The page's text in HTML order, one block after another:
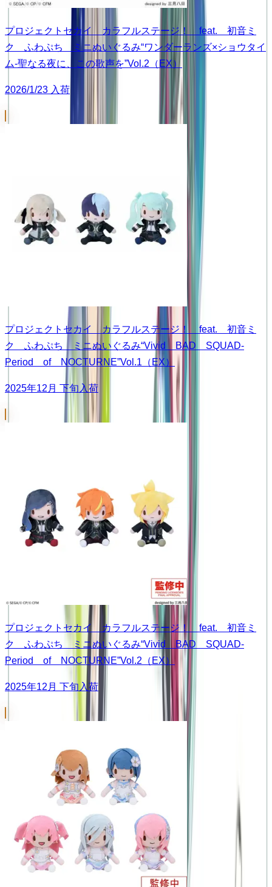
プロジェクトセカイ カラフルステージ！ feat. 初音ミ
ク ふわぷち ミニぬいぐるみ“ワンダーランズ×ショウタイ
ム-聖なる夜に、この歌声を”Vol.2（EX）
2026/1/23 入荷
プロジェクトセカイ カラフルステージ！ feat. 初音ミ
ク ふわぷち ミニぬいぐるみ“Vivid BAD SQUAD-
Period of NOCTURNE”Vol.1（EX）
2025年12月 下旬入荷
プロジェクトセカイ カラフルステージ！ feat. 初音ミ
ク ふわぷち ミニぬいぐるみ“Vivid BAD SQUAD-
Period of NOCTURNE”Vol.2（EX）
2025年12月 下旬入荷